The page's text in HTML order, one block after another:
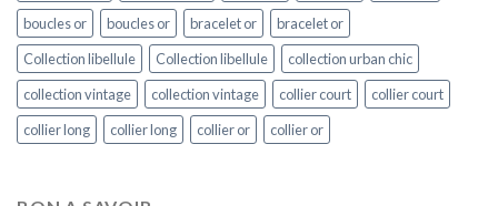
boucles or
boucles or bracelet or
bracelet or
Collection libellule
Collection libellule
collection urban chic
collection vintage
collection vintage collier court
collier court
collier long
collier long collier or collier or